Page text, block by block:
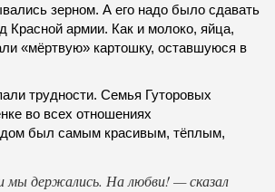
зерном. А его надо было сдавать
Красной армии. Как и молоко, яйца,
«мёртвую» картошку, оставшуюся в
трудности. Семья Гуторовых
во всех отношениях
дом был самым красивым, тёплым,
держались. На любви! — сказал